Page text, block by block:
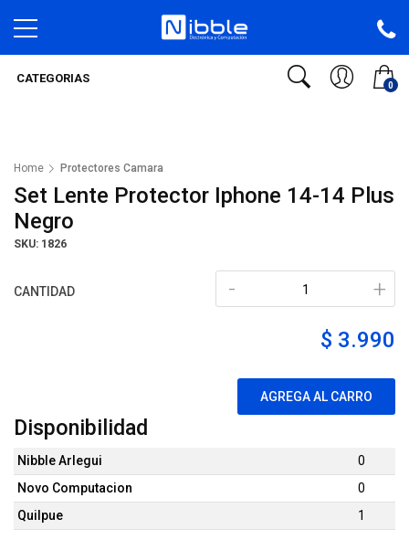
0
CATEGORIAS
Home Protectores Camara
Set Lente Protector Iphone 14-14 Plus
Negro
SKU: 1826
CANTIDAD +
-
$ 3.990
AGREGA AL CARRO
Disponibilidad
Nibble Arlegui
0
Novo Computacion
0
Quilpue
1